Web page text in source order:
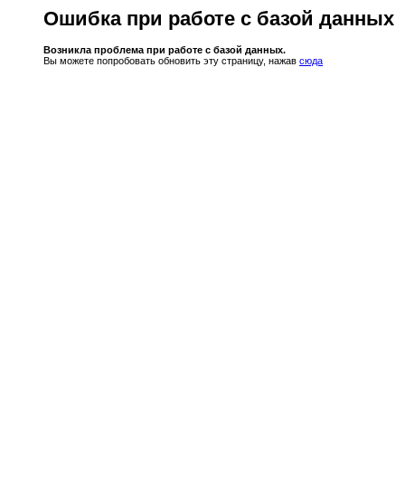
Ошибка при работе с базой данных
Возникла проблема при работе с базой данных.
Вы можете попробовать обновить эту страницу, нажав сюда